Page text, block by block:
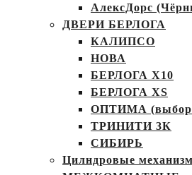
АлексДорс
ДВЕРИ БЕРЛОГА
КАЛИПСО
НОВА
БЕРЛОГА Х10
БЕРЛОГА XS
ОПТИМА (выбор
ТРИНИТИ 3К
СИБИРЬ
Цилндровые